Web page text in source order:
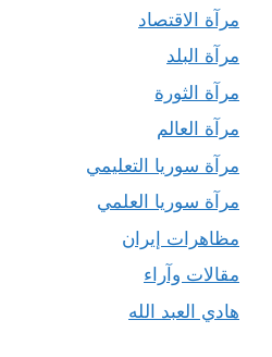
مرآة الاقتصاد
مرآة البلد
مرآة الثورة
مرآة العالم
مرآة سوريا التعليمي
مرآة سوريا العلمي
مظاهرات إيران
مقالات وآراء
هادي العبد الله